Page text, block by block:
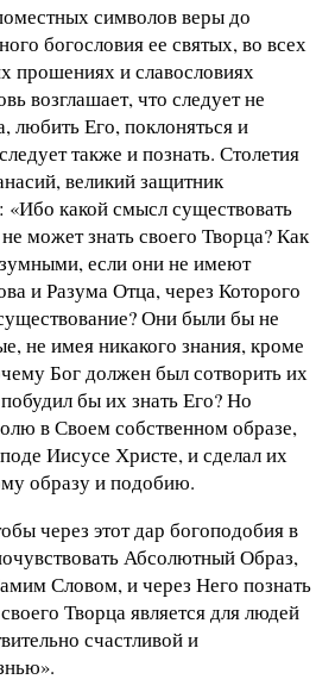
символов веры до
богословия ее святых, во всех
прошениях и славословиях
возглашает, что следует не
любить Его, поклоняться и
также и познать. Столетия
великий защитник
«Ибо какой смысл существовать
может знать своего Творца? Как
если они не имеют
и Разума Отца, через Которого
Они были бы не
не имея никакого знания, кроме
Бог должен был сотворить их
бы их знать Его? Но
в Своем собственном образе,
Иисусе Христе, и сделал их
образу и подобию.
через этот дар богоподобия в
Абсолютный Образ,
Словом, и через Него познать
Творца является для людей
счастливой и